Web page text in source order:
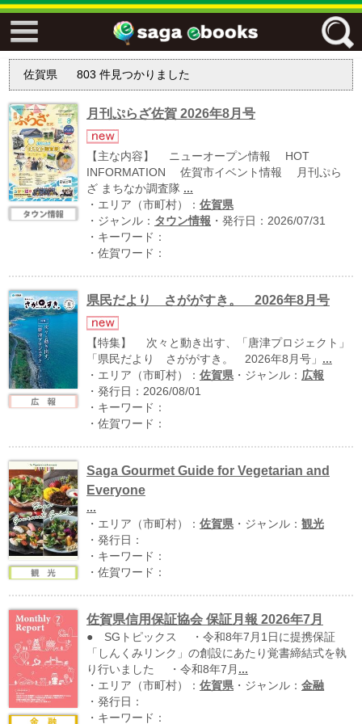
フリーワード
エリア
佐賀ワード
佐賀県 803 件見つかりました
月刊ぷらざ佐賀 2026年8月号
【主な内容】 ニューオープン情報 HOT
INFORMATION 佐賀市イベント情報 月刊ぷら
ざ まちなか調査隊 ...
・エリア（市町村）： 佐賀県
・ジャンル： タウン情報 ・発行日：2026/07/31
・キーワード：
・佐賀ワード：
県民だより さががすき。 2026年8月号
【特集】 次々と動き出す、「唐津プロジェクト」
「県民だより さががすき。 2026年8月号」 ...
・エリア（市町村）： 佐賀県・ジャンル： 広報
・発行日：2026/08/01
・キーワード：
・佐賀ワード：
Saga Gourmet Guide for Vegetarian and
Everyone
...
・エリア（市町村）： 佐賀県・ジャンル： 観光
・発行日：
・キーワード：
・佐賀ワード：
佐賀県信用保証協会 保証月報 2026年7月
● SGトピックス ・令和8年7月1日に提携保証
「しんくみリンク」の創設にあたり覚書締結式を執
り行いました ・令和8年7月 ...
・エリア（市町村）： 佐賀県・ジャンル： 金融
・発行日：
・キーワード：
↓↓ ebooks専用本棚 ↓↓
運営：福博印刷
saga ebooksとは
運営会社
ご利用ガイド
よくある質問
サイトマップ
お問い合わせ